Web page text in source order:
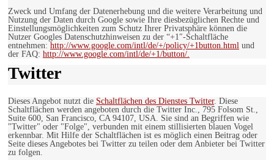
Zweck und Umfang der Datenerhebung und die weitere Verarbeitung und
Nutzung der Daten durch Google sowie Ihre diesbezüglichen Rechte und
Einstellungsmöglichkeiten zum Schutz Ihrer Privatsphäre können die
Nutzer Googles Datenschutzhinweisen zu der “+1″-Schaltfläche
entnehmen: http://www.google.com/intl/de/+/policy/+1button.html und
der FAQ: http://www.google.com/intl/de/+1/button/.
Twitter
Dieses Angebot nutzt die Schaltflächen des Dienstes Twitter. Diese
Schaltflächen werden angeboten durch die Twitter Inc., 795 Folsom St.,
Suite 600, San Francisco, CA 94107, USA. Sie sind an Begriffen wie
"Twitter" oder "Folge", verbunden mit einem stillisierten blauen Vogel
erkennbar. Mit Hilfe der Schaltflächen ist es möglich einen Beitrag oder
Seite dieses Angebotes bei Twitter zu teilen oder dem Anbieter bei Twitter
zu folgen.